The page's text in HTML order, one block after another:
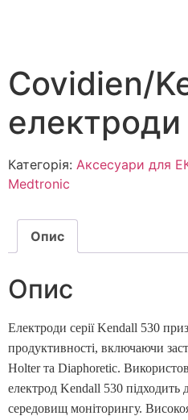
Covidien/
Категорія: Аксесуари для
Medtronic
Опис
Опис
Електроди серії Kendall 530
продуктивності, включаючи
Holter та Diaphoretic.
електрод Kendall 530 підходить
середовищ моніторингу.